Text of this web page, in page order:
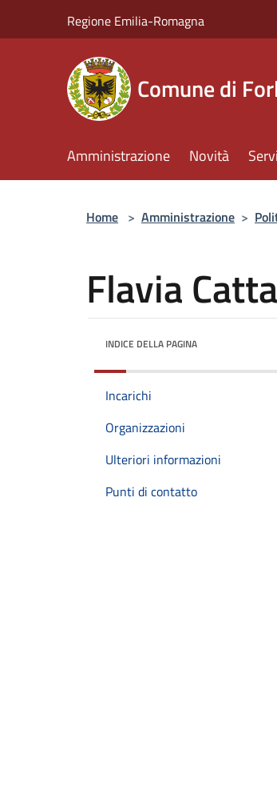
Regione Emilia-Romagna
Comune di
Amministrazione Novità
Home > Amministrazione >
Flavia
INDICE DELLA PAGINA
Incarichi
Organizzazioni
Ulteriori informazioni
Punti di contatto